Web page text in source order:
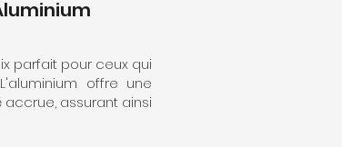
parfait pour ceux qui
offre une
assurant ainsi